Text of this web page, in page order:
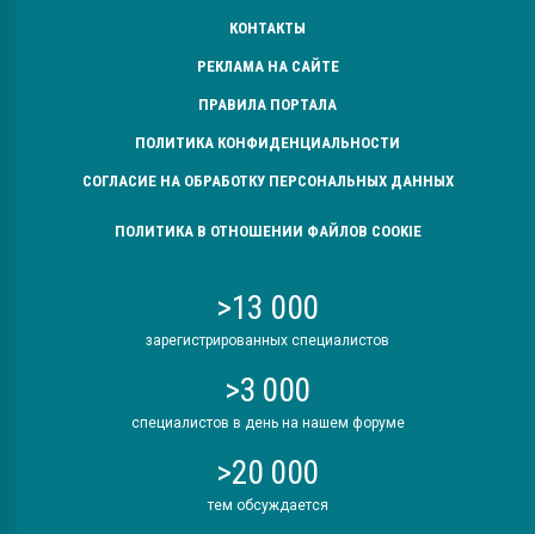
КОНТАКТЫ
РЕКЛАМА НА САЙТЕ
ПРАВИЛА ПОРТАЛА
ПОЛИТИКА КОНФИДЕНЦИАЛЬНОСТИ
СОГЛАСИЕ НА ОБРАБОТКУ ПЕРСОНАЛЬНЫХ ДАННЫХ
ПОЛИТИКА В ОТНОШЕНИИ ФАЙЛОВ COOKIE
>13 000
зарегистрированных специалистов
>3 000
специалистов в день на нашем форуме
>20 000
тем обсуждается